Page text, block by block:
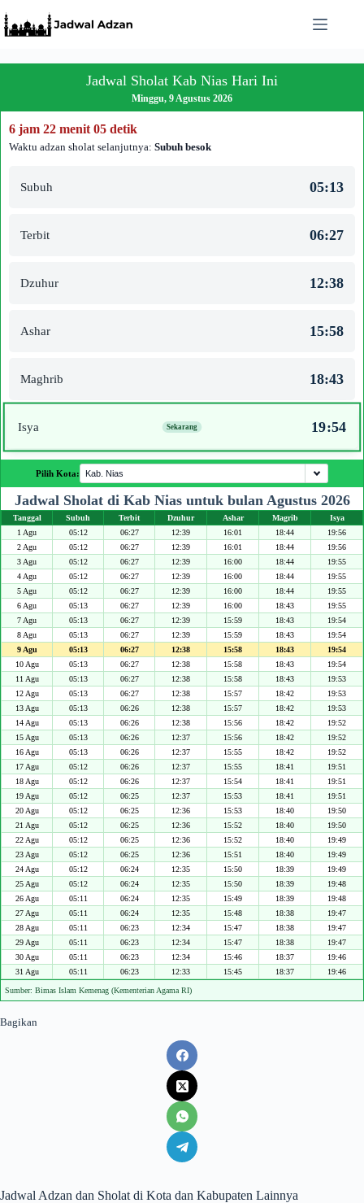
to
content
Jadwal Sholat Kab Nias Hari Ini
Minggu, 9 Agustus 2026
6 jam 22 menit 05 detik
Waktu adzan sholat selanjutnya: Subuh besok
Subuh 05:13
Terbit 06:27
Dzuhur 12:38
Ashar 15:58
Maghrib 18:43
Isya 19:54
Pilih Kota:
Jadwal Sholat di Kab Nias untuk bulan Agustus 2026
Tanggal Subuh Terbit Dzuhur Ashar Magrib
Isya
1 Agu
05:12 06:27 12:39 16:01 18:44
19:56
2 Agu
05:12 06:27 12:39 16:01 18:44
19:56
3 Agu
05:12 06:27 12:39 16:00 18:44
19:55
4 Agu
05:12 06:27 12:39 16:00 18:44
19:55
5 Agu
05:12 06:27 12:39 16:00 18:44
19:55
6 Agu
05:13 06:27 12:39 16:00 18:43
19:55
7 Agu
05:13 06:27 12:39 15:59 18:43
19:54
8 Agu
05:13 06:27 12:39 15:59 18:43
19:54
9 Agu
05:13 06:27 12:38 15:58 18:43
19:54
10 Agu
05:13 06:27 12:38 15:58 18:43
19:54
11 Agu
05:13 06:27 12:38 15:58 18:43
19:53
12 Agu
05:13 06:27 12:38 15:57 18:42
19:53
13 Agu
05:13 06:26 12:38 15:57 18:42
19:53
14 Agu
05:13 06:26 12:38 15:56 18:42
19:52
15 Agu
05:13 06:26 12:37 15:56 18:42
19:52
16 Agu
05:13 06:26 12:37 15:55 18:42
19:52
17 Agu
05:12 06:26 12:37 15:55 18:41
19:51
18 Agu
05:12 06:26 12:37 15:54 18:41
19:51
19 Agu
05:12 06:25 12:37 15:53 18:41
19:51
20 Agu
05:12 06:25 12:36 15:53 18:40
19:50
21 Agu
05:12 06:25 12:36 15:52 18:40
19:50
22 Agu
05:12 06:25 12:36 15:52 18:40
19:49
23 Agu
05:12 06:25 12:36 15:51 18:40
19:49
24 Agu
05:12 06:24 12:35 15:50 18:39
19:49
25 Agu
05:12 06:24 12:35 15:50 18:39
19:48
26 Agu
05:11 06:24 12:35 15:49 18:39
19:48
27 Agu
05:11 06:24 12:35 15:48 18:38
19:47
28 Agu
05:11 06:23 12:34 15:47 18:38
19:47
29 Agu
05:11 06:23 12:34 15:47 18:38
19:47
30 Agu
05:11 06:23 12:34 15:46 18:37
19:46
31 Agu
05:11 06:23 12:33 15:45 18:37 19:46
Sumber: Bimas Islam Kemenag (Kementerian Agama RI)
Bagikan
Jadwal Adzan dan Sholat di Kota dan Kabupaten Lainnya